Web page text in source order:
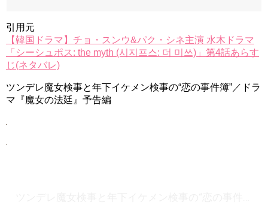
引用元
【韓国ドラマ】チョ・スンウ&パク・シネ主演 水木ドラマ
「シーシュポス: the myth (시지프스: 더 미쓰)」第4話あらす
じ(ネタバレ)
ツンデレ魔女検事と年下イケメン検事の“恋の事件簿”／ドラ
マ『魔女の法廷』予告編